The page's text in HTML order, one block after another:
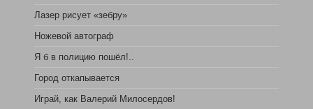
Лазер рисует «зебру»
Ножевой автограф
Я б в полицию пошёл!..
Город откапывается
Играй, как Валерий Милосердов!